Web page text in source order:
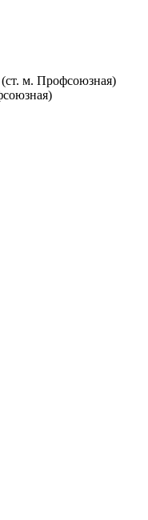
(ст. м. Профсоюзная)